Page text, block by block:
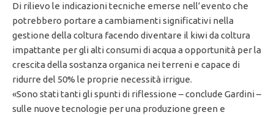
Di rilievo le indicazioni tecniche emerse nell’evento che
potrebbero portare a cambiamenti significativi nella
gestione della coltura facendo diventare il kiwi da coltura
impattante per gli alti consumi di acqua a opportunità per la
crescita della sostanza organica nei terreni e capace di
ridurre del 50% le proprie necessità irrigue.
«Sono stati tanti gli spunti di riflessione – conclude Gardini –
sulle nuove tecnologie per una produzione green e